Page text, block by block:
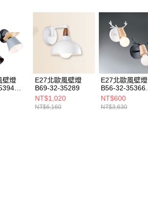
壁燈
E27北歐風壁燈
B69-32-35289
NT$1,020
NT$6,160
E27北歐風壁燈
B56-32-35366
35369
NT$600
NT$3,630